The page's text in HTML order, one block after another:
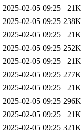
2025-02-05 09:25
21K
2025-02-05 09:25 238K
2025-02-05 09:25
21K
2025-02-05 09:25 252K
2025-02-05 09:25
21K
2025-02-05 09:25 277K
2025-02-05 09:25
21K
2025-02-05 09:25 296K
2025-02-05 09:25
21K
2025-02-05 09:25 321K